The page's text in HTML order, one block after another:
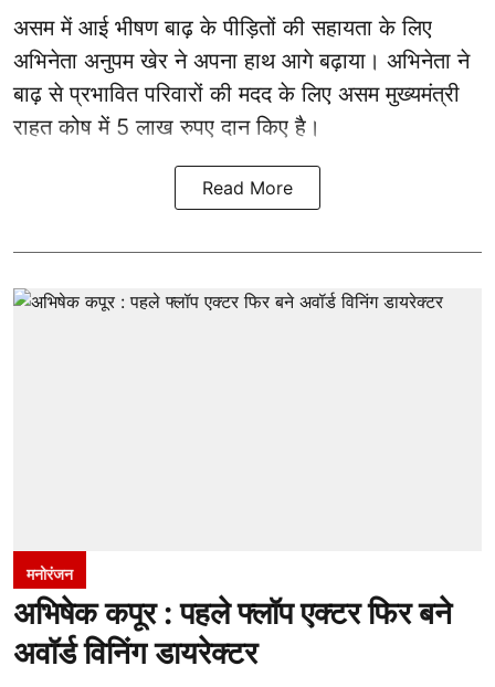
असम में आई भीषण बाढ़ केपीड़ितों की सहायताके लिए
अभिनेता अनुपम खेर ने अपना हाथ आगे बढ़ाया। अभिनेता ने
बाढ़ से प्रभावित परिवारों की मदद के लिए असम मुख्यमंत्री
राहत कोष में 5 लाख रुपए दान किए है।
Read More
मनोरंजन
अभिषेक कपूर : पहले फ्लॉप एक्टर फिर बने
अवॉर्ड विनिंग डायरेक्टर